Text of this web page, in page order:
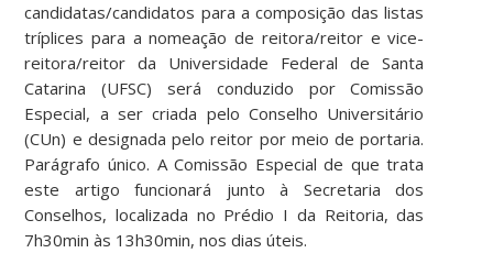
candidatas/candidatos para a composição das listas
tríplices para a nomeação de reitora/reitor e vice-
reitora/reitor da Universidade Federal de Santa
Catarina (UFSC) será conduzido por Comissão
Especial, a ser criada pelo Conselho Universitário
(CUn) e designada pelo reitor por meio de portaria.
Parágrafo único. A Comissão Especial de que trata
este artigo funcionará junto à Secretaria dos
Conselhos, localizada no Prédio I da Reitoria, das
7h30min às 13h30min, nos dias úteis.